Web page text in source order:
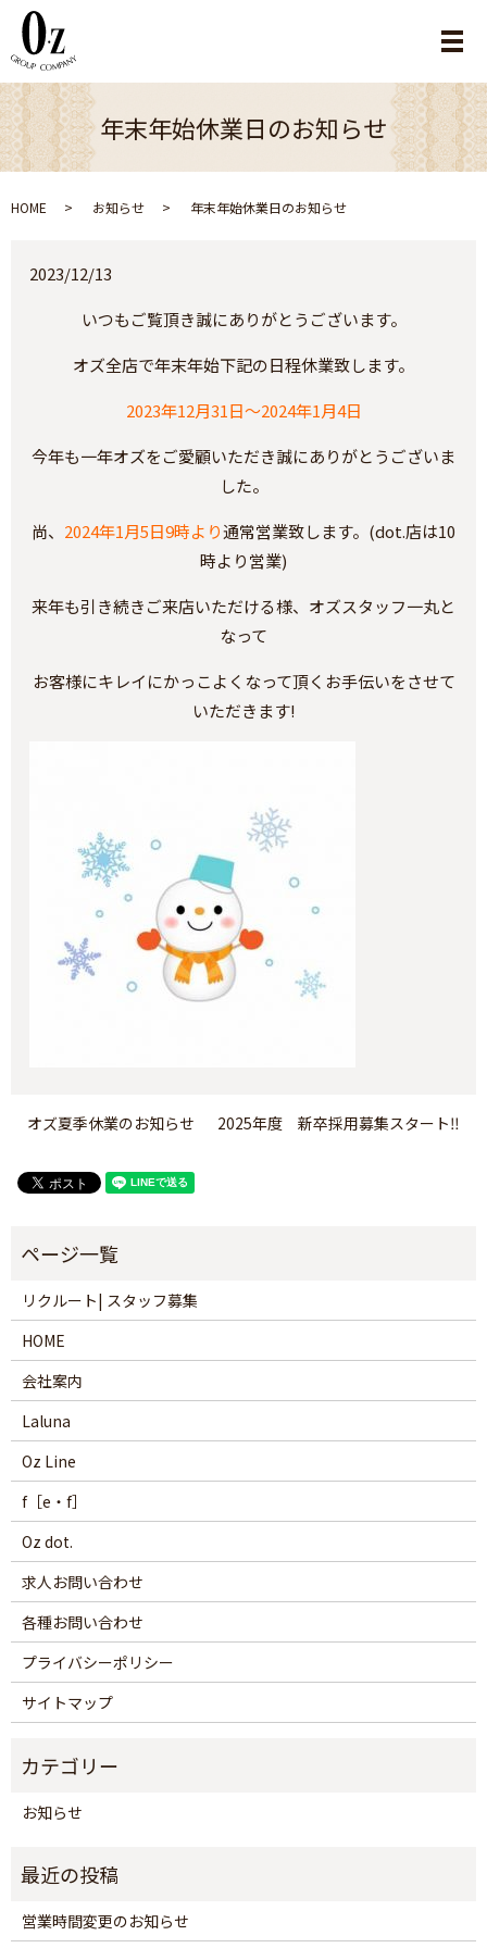
メ
年末年始休業日のお知らせ
HOME お知らせ 年末年始休業日のお知らせ
2023/12/13
いつもご覧頂き誠にありがとうございます。
オズ全店で年末年始下記の日程休業致します。
2023年12月31日～2024年1月4日
今年も一年オズをご愛顧いただき誠にありがとうございま
した。
尚、 2024年1月5日9時より通常営業致します。(dot.店は10
時より営業)
来年も引き続きご来店いただける様、オズスタッフ一丸と
なって
お客様にキレイにかっこよくなって頂くお手伝いをさせて
いただきます!
オズ夏季休業のお知らせ 2025年度 新卒採用募集スタート‼
リクルート| スタッフ募集
HOME
会社案内
Laluna
Oz Line
f［e・f］
Oz dot.
求人お問い合わせ
各種お問い合わせ
プライバシーポリシー
サイトマップ
お知らせ
営業時間変更のお知らせ